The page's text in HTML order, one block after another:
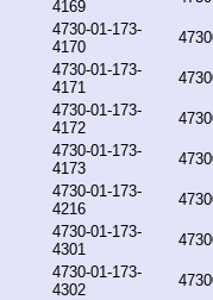
4169
4730-01-173-
4170
4730-01-173-
4171
4730-01-173-
4172
4730-01-173-
4173
4730-01-173-
4216
4730-01-173-
4301
4730-01-173-
4302